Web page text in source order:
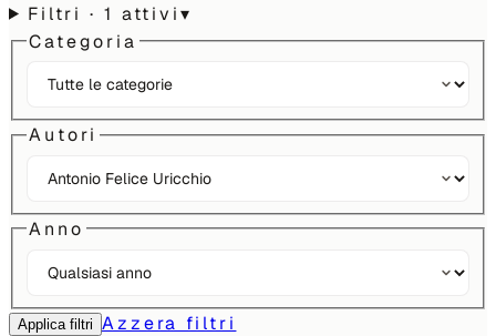
Filtri· 1 attivi▾
Categoria
Autori
Anno
Applica filtri Azzera filtri